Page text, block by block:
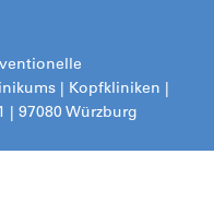
| Kopfkliniken |
| 97080 Würzburg